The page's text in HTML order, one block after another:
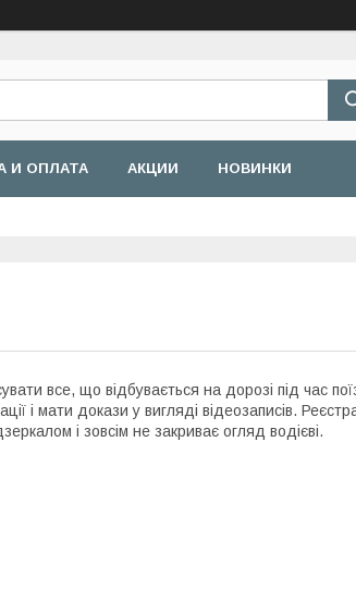
И ОПЛАТА АКЦИИ НОВИНКИ
все, що відбувається на дорозі під час
і мати докази у вигляді відеозаписів.
і зовсім не закриває огляд водієві.